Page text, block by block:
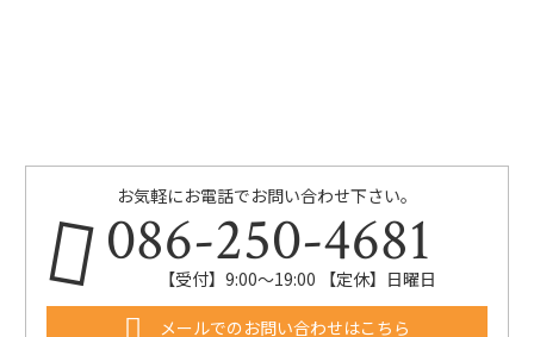
お気軽にお電話でお問い合わせ下さい。
086-250-4681
【受付】9:00〜19:00 【定休】日曜日
メールでのお問い合わせはこちら